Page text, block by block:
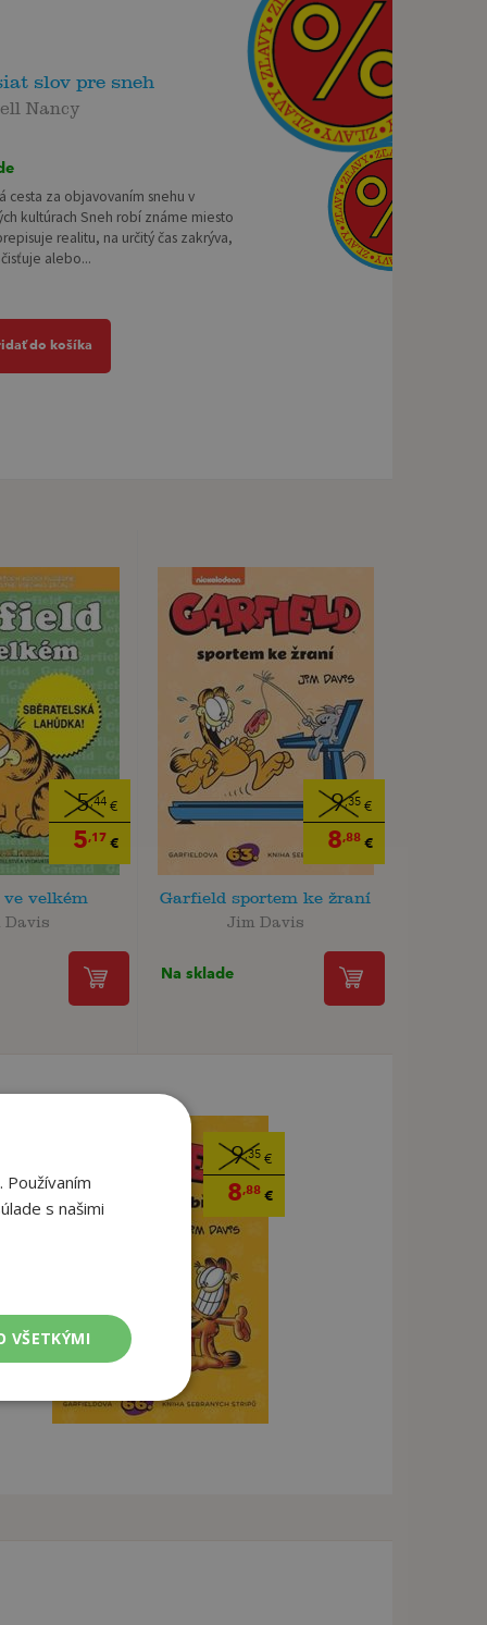
slov pre sneh
Nancy
cesta za objavovaním snehu v
kultúrach Sneh robí známe miesto
realitu, na určitý čas zakrýva,
alebo...
do košíka
5,44 €
5,17 €
velkém
Davis
9,35 €
8,88 €
Garfield sportem ke žraní
Jim Davis
Na sklade
9,35 €
8,88 €
s našimi
VŠETKÝMI